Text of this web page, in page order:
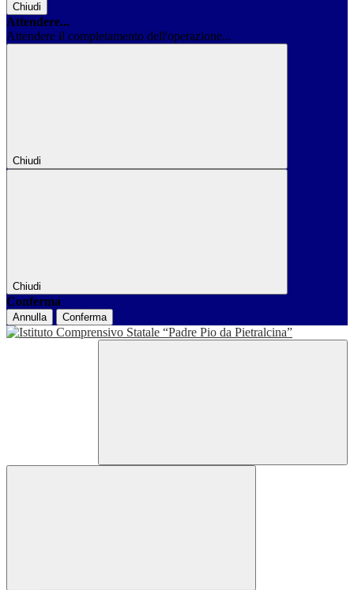
Chiudi
Attendere...
Attendere il completamento dell'operazione...
Chiudi
Chiudi
Conferma
Annulla Conferma